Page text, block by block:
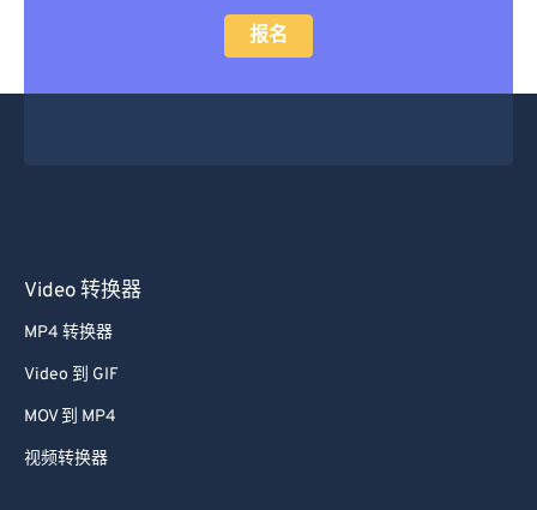
报名
Video 转换器
MP4 转换器
Video 到 GIF
MOV 到 MP4
视频转换器